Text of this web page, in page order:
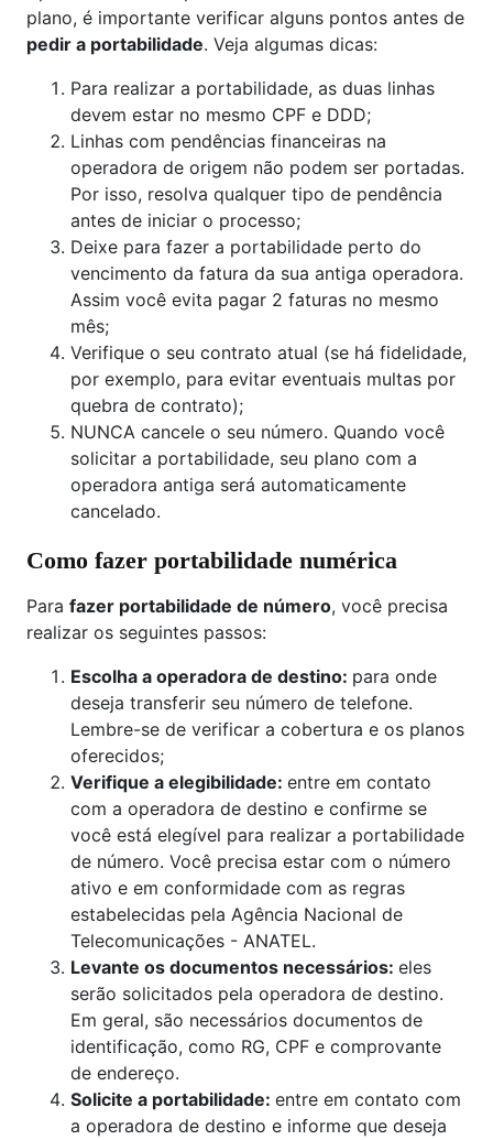
plano, é importante verificar alguns pontos antes de
pedir a portabilidade. Veja algumas dicas:
Para realizar a portabilidade, as duas linhas
devem estar no mesmo CPF e DDD;
Linhas com pendências financeiras na
operadora de origem não podem ser portadas.
Por isso, resolva qualquer tipo de pendência
antes de iniciar o processo;
Deixe para fazer a portabilidade perto do
vencimento da fatura da sua antiga operadora.
Assim você evita pagar 2 faturas no mesmo
mês;
Verifique o seu contrato atual (se há fidelidade,
por exemplo, para evitar eventuais multas por
quebra de contrato);
NUNCA cancele o seu número. Quando você
solicitar a portabilidade, seu plano com a
operadora antiga será automaticamente
cancelado.
Como fazer portabilidade numérica
Para fazer portabilidade de número, você precisa
realizar os seguintes passos:
Escolha a operadora de destino: para onde
deseja transferir seu número de telefone.
Lembre-se de verificar a cobertura e os planos
oferecidos;
Verifique a elegibilidade: entre em contato
com a operadora de destino e confirme se
você está elegível para realizar a portabilidade
de número. Você precisa estar com o número
ativo e em conformidade com as regras
estabelecidas pela Agência Nacional de
Telecomunicações - ANATEL.
Levante os documentos necessários: eles
serão solicitados pela operadora de destino.
Em geral, são necessários documentos de
identificação, como RG, CPF e comprovante
de endereço.
Solicite a portabilidade: entre em contato com
a operadora de destino e informe que deseja